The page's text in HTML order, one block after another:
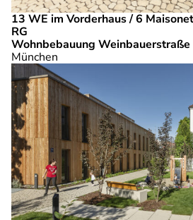
13 WE im Vorderhaus / 6
RG
Wohnbebauung Weinbauerstraße
München